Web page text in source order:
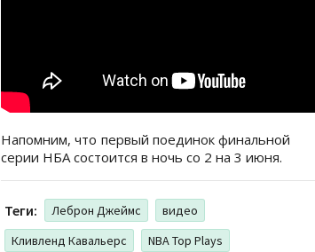
Напомним, что первый поединок финальной
серии НБА состоится в ночь со 2 на 3 июня.
Теги: Леброн Джеймс
видео
Кливленд Кавальерс
NBA Top Plays